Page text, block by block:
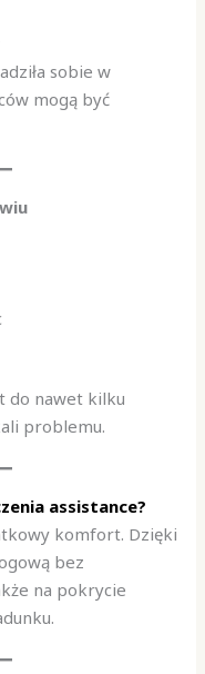
sobie w
mogą być
do nawet kilku
problemu.
assistance?
komfort. Dzięki
bez
na pokrycie